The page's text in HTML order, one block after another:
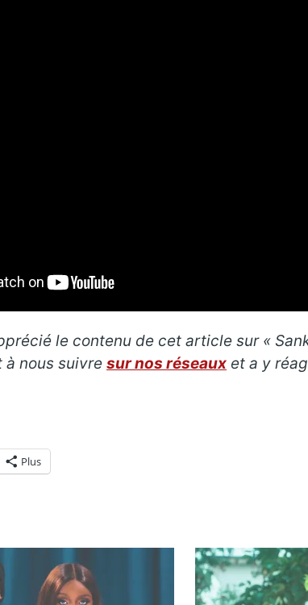
le contenu de cet article sur «
à nous suivre sur nos réseaux et a y
Plus